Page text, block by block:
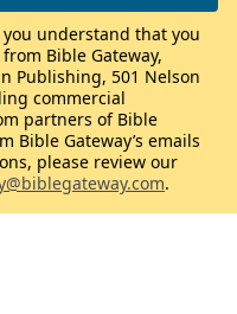
understand that you
Bible Gateway,
Publishing, 501 Nelson
commercial
partners of Bible
Bible Gateway’s emails
please review our
.